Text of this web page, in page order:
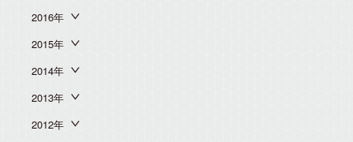
2016年
2015年
2014年
2013年
2012年